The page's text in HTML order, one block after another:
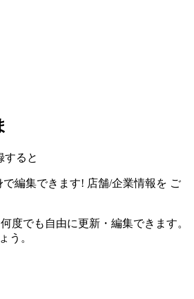
すると
で編集できます! 店舗/企業情報を ご
度でも自由に更新・編集できます。
う。